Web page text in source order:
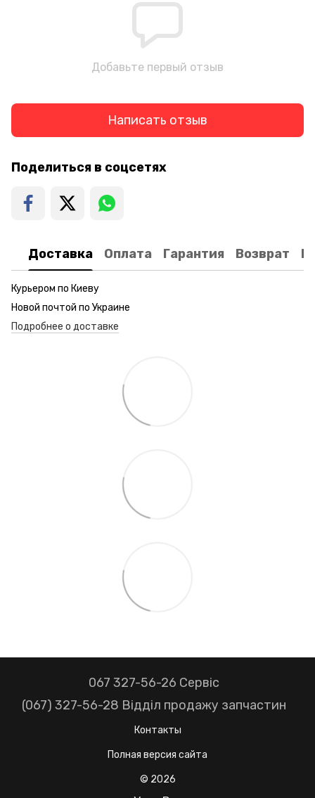
Добавьте первый отзыв
Написать отзыв
Поделиться в соцсетях
Доставка Оплата Гарантия Возврат
Курьером по Киеву
Новой почтой по Украине
Подробнее о доставке
067 327-56-26 Сервіс
(067) 327-56-28 Відділ продажу запчастин
Контакты
Полная версия сайта
© 2026